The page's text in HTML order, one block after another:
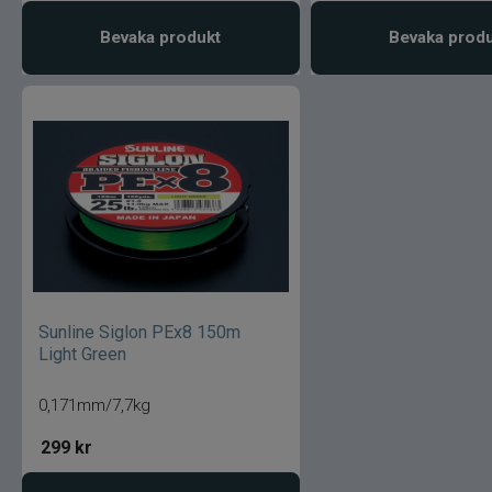
Bevaka produkt Bevaka
Sunline Siglon PEx8 150m
Light Green
0,171mm/7,7kg
299 kr